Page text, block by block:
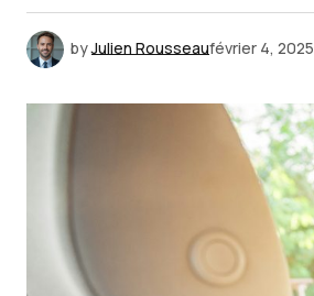
byJulien Rousseaufévrier 4, 2025